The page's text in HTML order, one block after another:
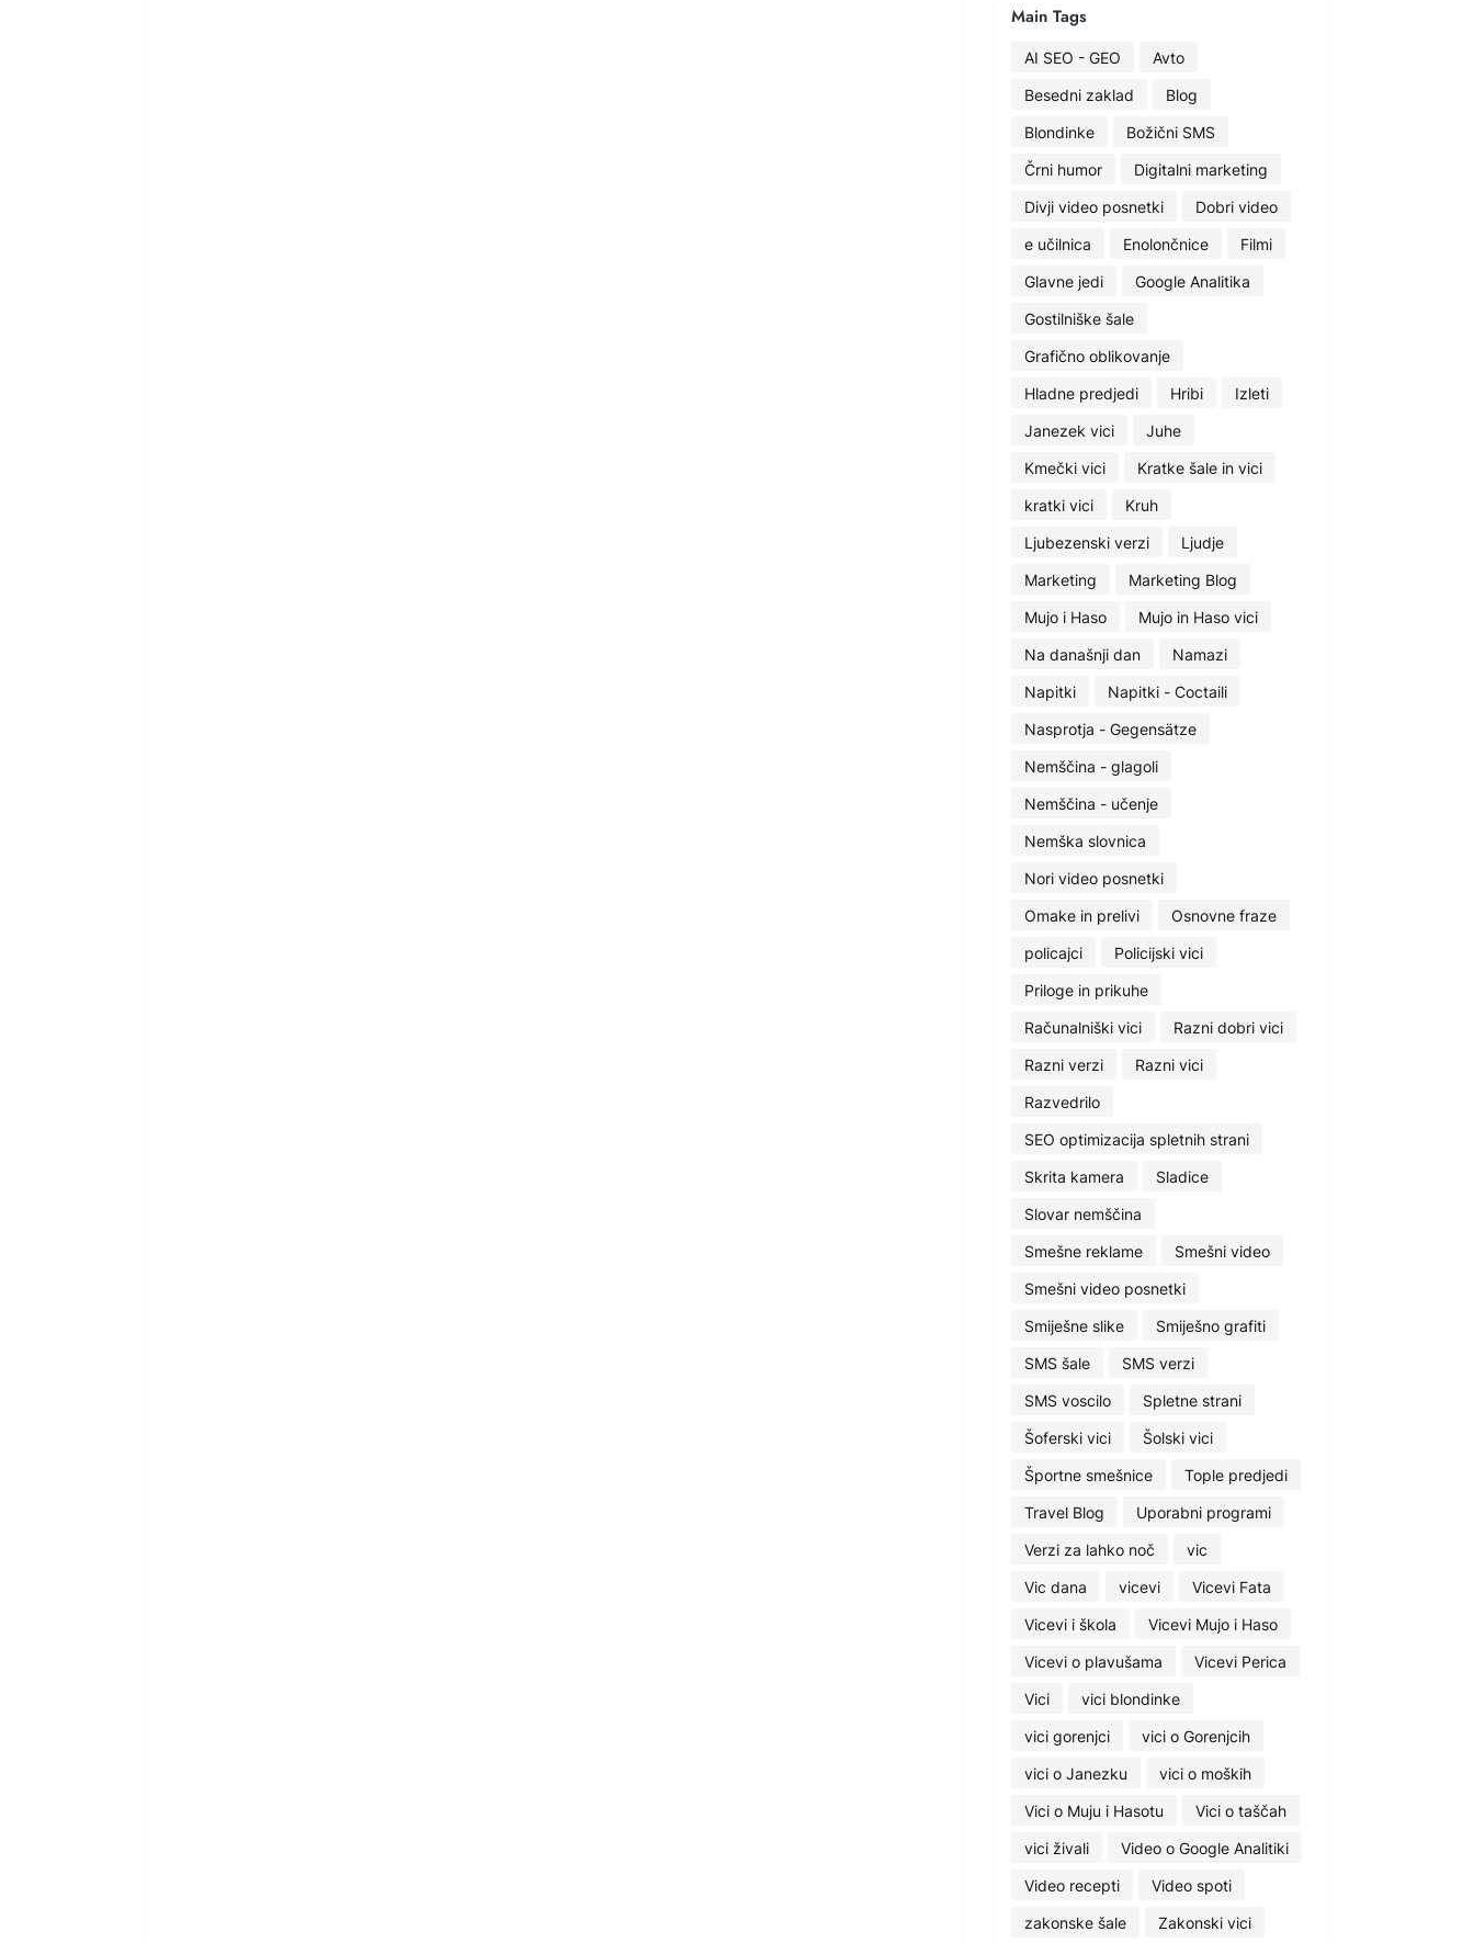
Main Tags
AI SEO - GEO
Avto
Besedni zaklad
Blog
Blondinke
Božični SMS
Črni humor
Digitalni marketing
Divji video posnetki
Dobri video
e učilnica
Enolončnice
Filmi
Glavne jedi
Google Analitika
Gostilniške šale
Grafično oblikovanje
Hladne predjedi
Hribi
Izleti
Janezek vici
Juhe
Kmečki vici
Kratke šale in vici
kratki vici
Kruh
Ljubezenski verzi
Ljudje
Marketing
Marketing Blog
Mujo i Haso
Mujo in Haso vici
Na današnji dan
Namazi
Napitki
Napitki - Coctaili
Nasprotja - Gegensätze
Nemščina - glagoli
Nemščina - učenje
Nemška slovnica
Nori video posnetki
Omake in prelivi
Osnovne fraze
policajci
Policijski vici
Priloge in prikuhe
Računalniški vici
Razni dobri vici
Razni verzi
Razni vici
Razvedrilo
SEO optimizacija spletnih strani
Skrita kamera
Sladice
Slovar nemščina
Smešne reklame
Smešni video
Smešni video posnetki
Smiješne slike
Smiješno grafiti
SMS šale
SMS verzi
SMS voscilo
Spletne strani
Šoferski vici
Šolski vici
Športne smešnice
Tople predjedi
Travel Blog
Uporabni programi
Verzi za lahko noč
vic
Vic dana
vicevi
Vicevi Fata
Vicevi i škola
Vicevi Mujo i Haso
Vicevi o plavušama
Vicevi Perica
Vici
vici blondinke
vici gorenjci
vici o Gorenjcih
vici o Janezku
vici o moških
Vici o Muju i Hasotu
Vici o taščah
vici živali
Video o Google Analitiki
Video recepti
Video spoti
zakonske šale
Zakonski vici